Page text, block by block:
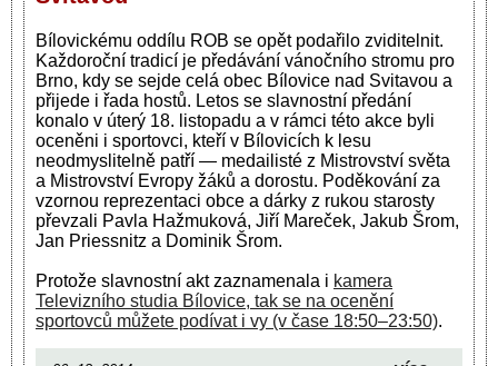
Bílovickému oddílu ROB se opět podařilo zviditelnit.
Každoroční tradicí je předávání vánočního stromu pro
Brno, kdy se sejde celá obec Bílovice nad Svitavou a
přijede i řada hostů. Letos se slavnostní předání
konalo v úterý 18. listopadu a v rámci této akce byli
oceněni i sportovci, kteří v Bílovicích k lesu
neodmyslitelně patří — medailisté z Mistrovství světa
a Mistrovství Evropy žáků a dorostu. Poděkování za
vzornou reprezentaci obce a dárky z rukou starosty
převzali Pavla Hažmuková, Jiří Mareček, Jakub Šrom,
Jan Priessnitz a Dominik Šrom.
Protože slavnostní akt zaznamenala i kamera
Televizního studia Bílovice, tak se na ocenění
sportovců můžete podívat i vy (v čase 18:50–23:50).